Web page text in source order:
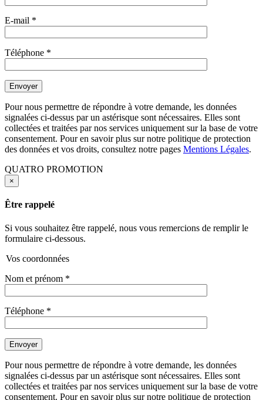
E-mail *
Téléphone *
Pour nous permettre de répondre à votre demande, les données
signalées ci-dessus par un astérisque sont nécessaires. Elles sont
collectées et traitées par nos services uniquement sur la base de votre
consentement. Pour en savoir plus sur notre politique de protection
des données et vos droits, consultez notre pages Mentions Légales.
QUATRO PROMOTION
×
Être rappelé
Si vous souhaitez être rappelé, nous vous remercions de remplir le
formulaire ci-dessous.
Vos coordonnées
Nom et prénom *
Téléphone *
Pour nous permettre de répondre à votre demande, les données
signalées ci-dessus par un astérisque sont nécessaires. Elles sont
collectées et traitées par nos services uniquement sur la base de votre
consentement. Pour en savoir plus sur notre politique de protection